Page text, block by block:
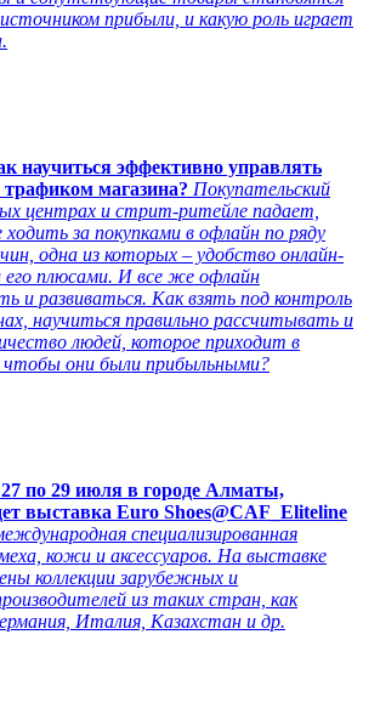
прибыли, и какую роль играет
научиться эффективно управлять
магазина? Покупательский
центрах и стрит-ритейле падает,
за покупками в офлайн по ряду
одна из которых – удобство онлайн-
его плюсами. И все же офлайн
и развиваться. Как взять под контроль
научиться правильно рассчитывать и
людей, которое приходит в
они были прибыльными?
по 29 июля в городе Алматы,
выставка Euro Shoes@CAF_Eliteline
специализированная
кожи и аксессуаров. На выставке
коллекции зарубежных и
из таких стран, как
Италия, Казахстан и др.